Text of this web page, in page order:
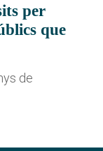
per
que
de